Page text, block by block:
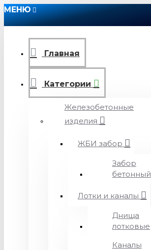
МЕНЮ
Главная
Категории
Железобетонные
изделия
ЖБИ забор
Забор
бетонный
Лотки и каналы
Днища
лотковые
Каналы